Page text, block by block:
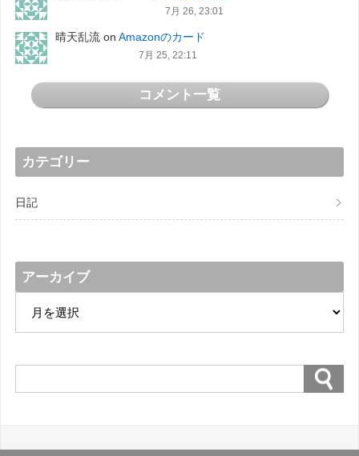
7月 26, 23:01
晴天乱流on Amazonのカード
7月 25, 22:11
コメント一覧
カテゴリー
日記
アーカイブ
カ
ブ